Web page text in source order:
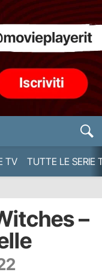
TV TUTTE LE SERIE
–